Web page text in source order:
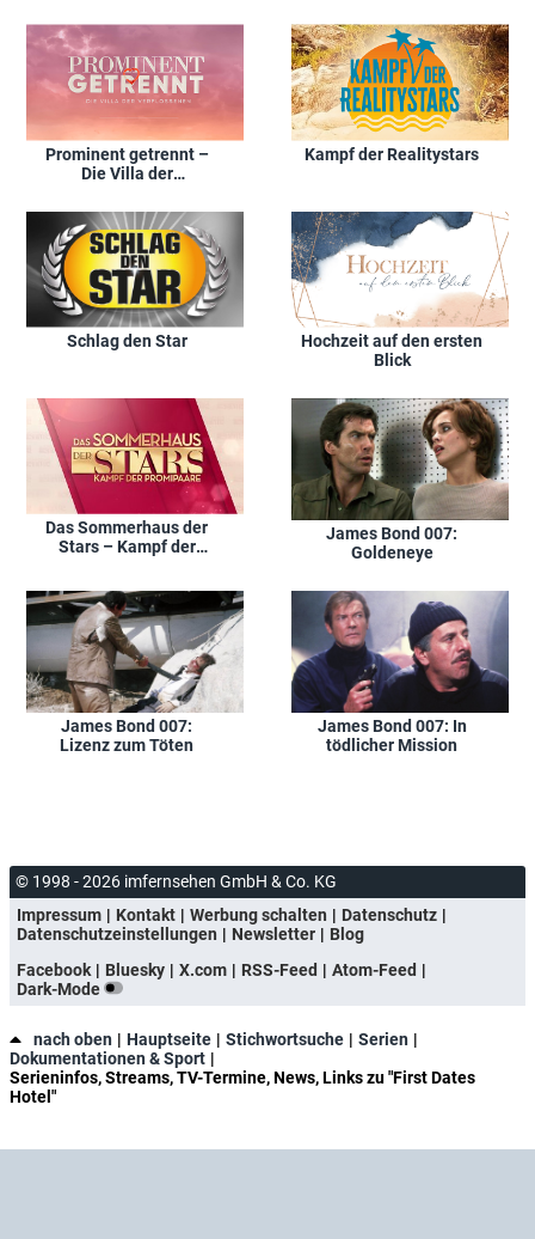
Prominent getrennt –
Die Villa der
Kampf der Realitystars
Schlag den Star
Hochzeit auf den ersten
Blick
Das Sommerhaus der
Stars – Kampf der
James Bond 007:
Goldeneye
James Bond 007:
Lizenz zum Töten
James Bond 007: In
tödlicher Mission
© 1998 - 2026 imfernsehen GmbH & Co. KG
Impressum
Kontakt Werbung schalten
Datenschutz
Datenschutzeinstellungen
Newsletter
Blog
Facebook
Bluesky X.com RSS-Feed
Atom-Feed
Dark-Mode
nach oben Hauptseite Stichwortsuche
Serien
Dokumentationen & Sport
Serieninfos, Streams, TV-Termine, News, Links zu "First Dates
Hotel"